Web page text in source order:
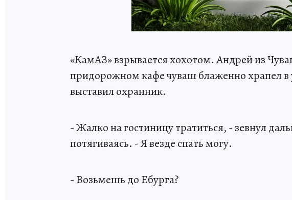
«КамАЗ» взрывается хохотом. Андрей из
придорожном кафе чуваш блаженно храпел в
выставил охранник.
- Жалко на гостиницу тратиться, - зевнул
потягиваясь. - Я везде спать могу.
- Возьмешь до Ебурга?